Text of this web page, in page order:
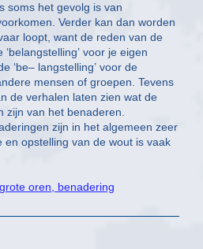
soms het gevolg is van
Verder kan dan worden
loopt, want de reden van de
voor je eigen
‘be– langstelling’ voor de
mensen of groepen. Tevens
de verhalen laten zien wat de
zijn van het benaderen.
zijn in het algemeen zeer
en opstelling van de wout is vaak
oren, benadering